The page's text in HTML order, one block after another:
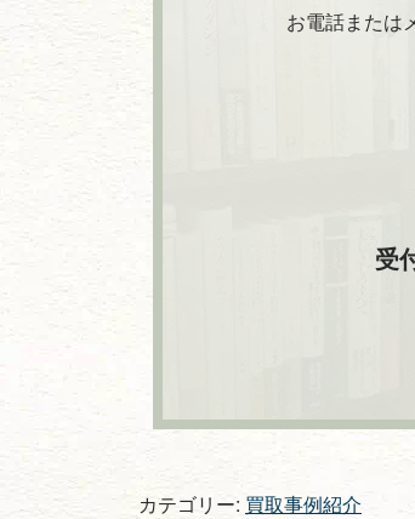
お電話または
受
カテゴリー: 買取事例紹介